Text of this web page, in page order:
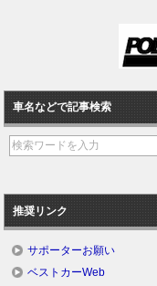
車名などで記事検索
推奨リンク
サポーターお願い
ベストカーWeb